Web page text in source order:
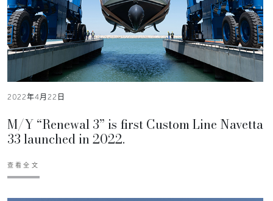
2022年4月22日
M/Y “Renewal 3” is first Custom Line Navetta
33 launched in 2022.
查看全文